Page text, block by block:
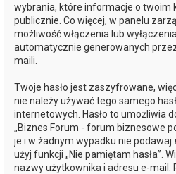
wybrania, które informacje o twoim
publicznie. Co więcej, w panelu
możliwość włączenia lub
automatycznie generowanych
maili.
Twoje hasło jest zaszyfrowane,
nie należy używać tego samego
internetowych. Hasło to umożliwia
„Biznes Forum - forum biznesowe
je i w żadnym wypadku nie podawaj
użyj funkcji „Nie pamiętam hasła”.
nazwy użytkownika i adresu e-mail.